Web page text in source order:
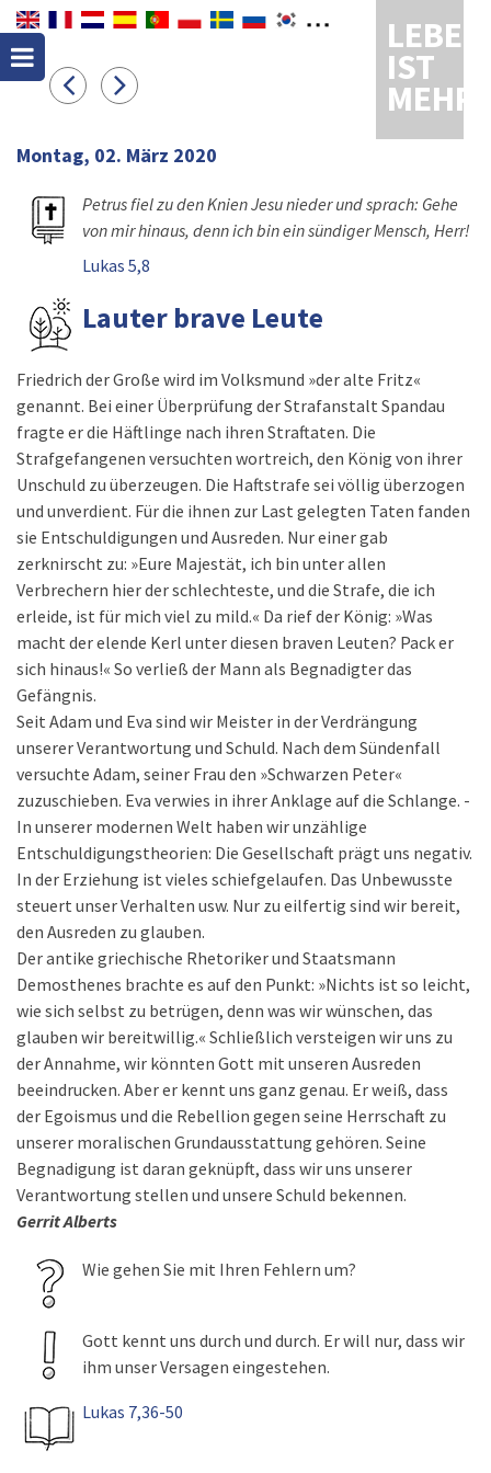
LEBEN
IST
MEHR
Montag, 02. März 2020
Petrus fiel zu den Knien Jesu nieder und sprach: Gehe
von mir hinaus, denn ich bin ein sündiger Mensch, Herr!
Lukas 5,8
Lauter brave Leute
Friedrich der Große wird im Volksmund »der alte Fritz«
genannt. Bei einer Überprüfung der Strafanstalt Spandau
fragte er die Häftlinge nach ihren Straftaten. Die
Strafgefangenen versuchten wortreich, den König von ihrer
Unschuld zu überzeugen. Die Haftstrafe sei völlig überzogen
und unverdient. Für die ihnen zur Last gelegten Taten fanden
sie Entschuldigungen und Ausreden. Nur einer gab
zerknirscht zu: »Eure Majestät, ich bin unter allen
Verbrechern hier der schlechteste, und die Strafe, die ich
erleide, ist für mich viel zu mild.« Da rief der König: »Was
macht der elende Kerl unter diesen braven Leuten? Pack er
sich hinaus!« So verließ der Mann als Begnadigter das
Gefängnis.
Seit Adam und Eva sind wir Meister in der Verdrängung
unserer Verantwortung und Schuld. Nach dem Sündenfall
versuchte Adam, seiner Frau den »Schwarzen Peter«
zuzuschieben. Eva verwies in ihrer Anklage auf die Schlange. -
In unserer modernen Welt haben wir unzählige
Entschuldigungstheorien: Die Gesellschaft prägt uns negativ.
In der Erziehung ist vieles schiefgelaufen. Das Unbewusste
steuert unser Verhalten usw. Nur zu eilfertig sind wir bereit,
den Ausreden zu glauben.
Der antike griechische Rhetoriker und Staatsmann
Demosthenes brachte es auf den Punkt: »Nichts ist so leicht,
wie sich selbst zu betrügen, denn was wir wünschen, das
glauben wir bereitwillig.« Schließlich versteigen wir uns zu
der Annahme, wir könnten Gott mit unseren Ausreden
beeindrucken. Aber er kennt uns ganz genau. Er weiß, dass
der Egoismus und die Rebellion gegen seine Herrschaft zu
unserer moralischen Grundausstattung gehören. Seine
Begnadigung ist daran geknüpft, dass wir uns unserer
Verantwortung stellen und unsere Schuld bekennen.
Gerrit Alberts
Wie gehen Sie mit Ihren Fehlern um?
Gott kennt uns durch und durch. Er will nur, dass wir
ihm unser Versagen eingestehen.
Lukas 7,36-50